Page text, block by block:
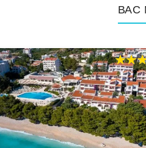
ВАС
80%
% of100